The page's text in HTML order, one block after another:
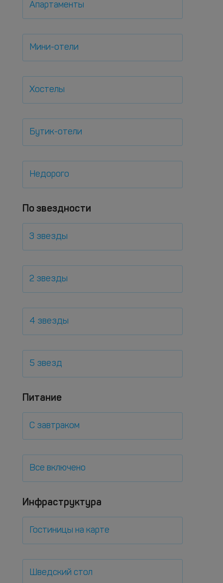
Апартаменты
Мини-отели
Хостелы
Бутик-отели
Недорого
По звездности
3 звезды
2 звезды
4 звезды
5 звезд
Питание
С завтраком
Все включено
Инфраструктура
Гостиницы на карте
Шведский стол